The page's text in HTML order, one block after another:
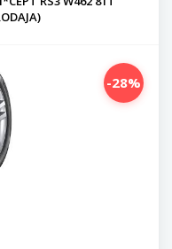
-28%